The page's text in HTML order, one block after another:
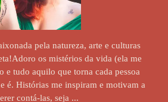
pela natureza, arte e culturas
os mistérios da vida (ela me
e tudo aquilo que torna cada pessoa
é. Histórias me inspiram e motivam a
contá-las, seja ...